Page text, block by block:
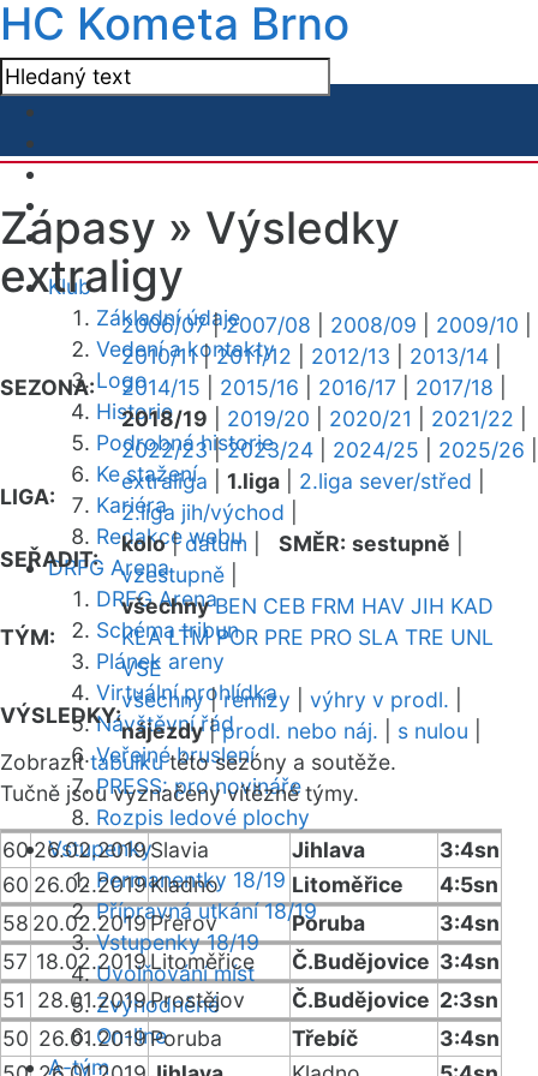
HC Kometa Brno
Klub
Základní údaje
Vedení a kontakty
Logo
Historie
Podrobná historie
Ke stažení
Kariéra
Redakce webu
DRFG Arena
DRFG Arena
Schéma tribun
Plánek areny
Virtuální prohlídka
Návštěvní řád
Veřejné bruslení
PRESS: pro novináře
Rozpis ledové plochy
Vstupenky
Permanentky 18/19
Přípravná utkání 18/19
Vstupenky 18/19
Uvolňování míst
Zvýhodněné
On-line
A-tým
Zápasy » Výsledky
extraligy
SEZONA:
2006/07|2007/08 2008/09 2009/10
2010/11|2011/12 2012/13 2013/14
2014/15
2015/16 2016/17 2017/18
2018/19
2019/20 2020/21 2021/22
2022/23|2023/24 2024/25 2025/26
LIGA:
extraliga 1.liga 2.liga sever/střed
2.liga jih/východ
SEŘADIT:
kolo|datum SMĚR: sestupně
vzestupně
TÝM:
všechny BEN CEB FRM HAV JIH KAD
KLA LTM POR PRE PRO SLA TRE UNL
VSE
VÝSLEDKY:
všechny|remízy výhry v prodl.
nájezdy|prodl. nebo náj. s nulou
Zobrazittabulkutéto sezóny a soutěže.
Tučně jsou vyznačeny vítězné týmy.
60 26.02.2019Slavia Jihlava
3:4sn
60 26.02.2019Kladno Litoměřice
4:5sn
58 20.02.2019Přerov Poruba
3:4sn
57 18.02.2019Litoměřice Č.Budějovice 3:4sn
51
28.01.2019Prostějov Č.Budějovice 2:3sn
50 26.01.2019Poruba Třebíč
3:4sn